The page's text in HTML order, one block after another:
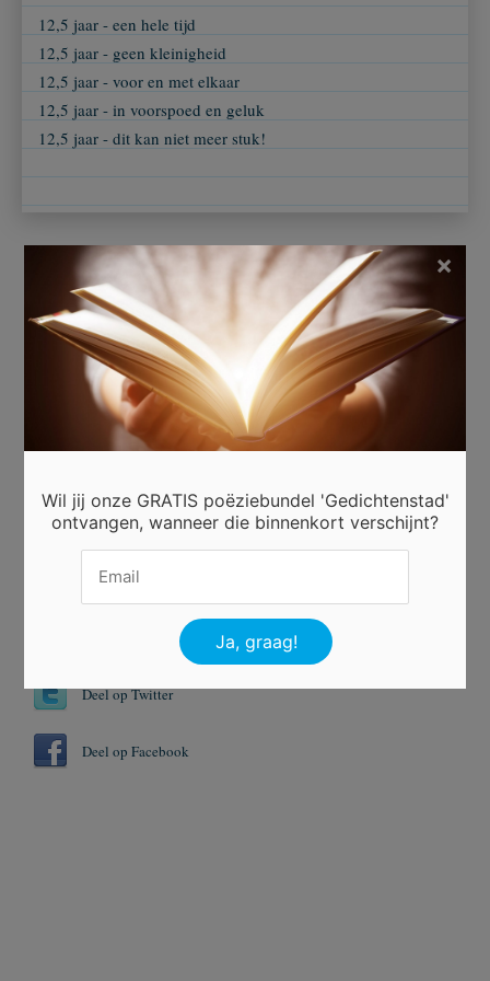
12,5 jaar - een hele tijd
12,5 jaar - geen kleinigheid
12,5 jaar - voor en met elkaar
12,5 jaar - in voorspoed en geluk
12,5 jaar - dit kan niet meer stuk!
Beoordeel dit gedicht
Tags
Kleinigheid
Voorspoed
Deel op Twitter
Deel op Facebook
Wil jij onze GRATIS poëziebundel 'Gedichtenstad'
ontvangen, wanneer die binnenkort verschijnt?
×